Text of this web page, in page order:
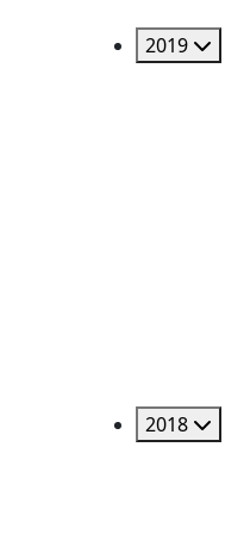
2019
2018